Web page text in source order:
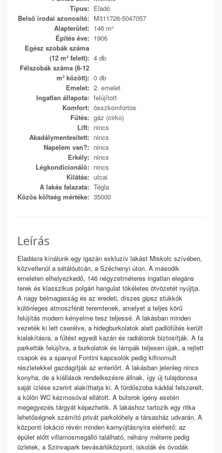
Típus: Eladó
Belső irodai azonosító: M311726-5047057
Alapterület: 146 m²
Építés éve: 1906
Egész szobák száma
(12 m² felett): 4 db
Félszobák száma (6-12
m² között): 0 db
Emelet: 2. emelet
Ingatlan állapota: felújított
Komfort: összkomfortos
Fűtés: gáz (cirko)
Lift: nincs
Akadálymentesített: nincs
Napelem van?: nincs
Erkély: nincs
Légkondicionáló: nincs
Kilátás: utcai
A lakás falazata: Tégla
Közös költség mértéke: 35000
Leírás
Eladásra kínálunk egy igazán exkluzív lakást Miskolc szívében,
közvetlenül a sétálóutcán, a Széchenyi úton. A második
emeleten elhelyezkedő, 146 négyzetméteres ingatlan elegáns
terek és klasszikus polgári hangulat tökéletes ötvözetét nyújtja.
A nagy belmagasság és az eredeti, díszes gipsz stukkók
különleges atmoszférát teremtenek, amelyet a teljes körű
felújítás modern kényelme tesz teljessé. A lakásban minden
vezeték ki lett cserélve, a hidegburkolatok alatt padlófűtés került
kialakításra, a fűtést egyedi kazán és radiátorok biztosítják. A fa
parketták felújítva, a burkolatok és lámpák teljesen újak, a rejtett
csapok és a spanyol Fontini kapcsolók pedig kifinomult
részletekkel gazdagítják az enteriőrt. A lakásban jelenleg nincs
konyha, de a kiállások rendelkezésre állnak, így új tulajdonosa
saját ízlése szerint alakíthatja ki. A fürdőszoba káddal felszerelt,
a külön WC kézmosóval ellátott. A bútorok igény esetén
megegyezés tárgyát képezhetik. A lakáshoz tartozik egy ritka
lehetőségnek számító privát parkolóhely a társasház udvarán. A
központi lokáció révén minden karnyújtásnyira elérhető: az
épület előtt villamosmegálló található, néhány méterre pedig
üzletek, a Szinvapark bevásárlóközpont, iskolák és óvodák